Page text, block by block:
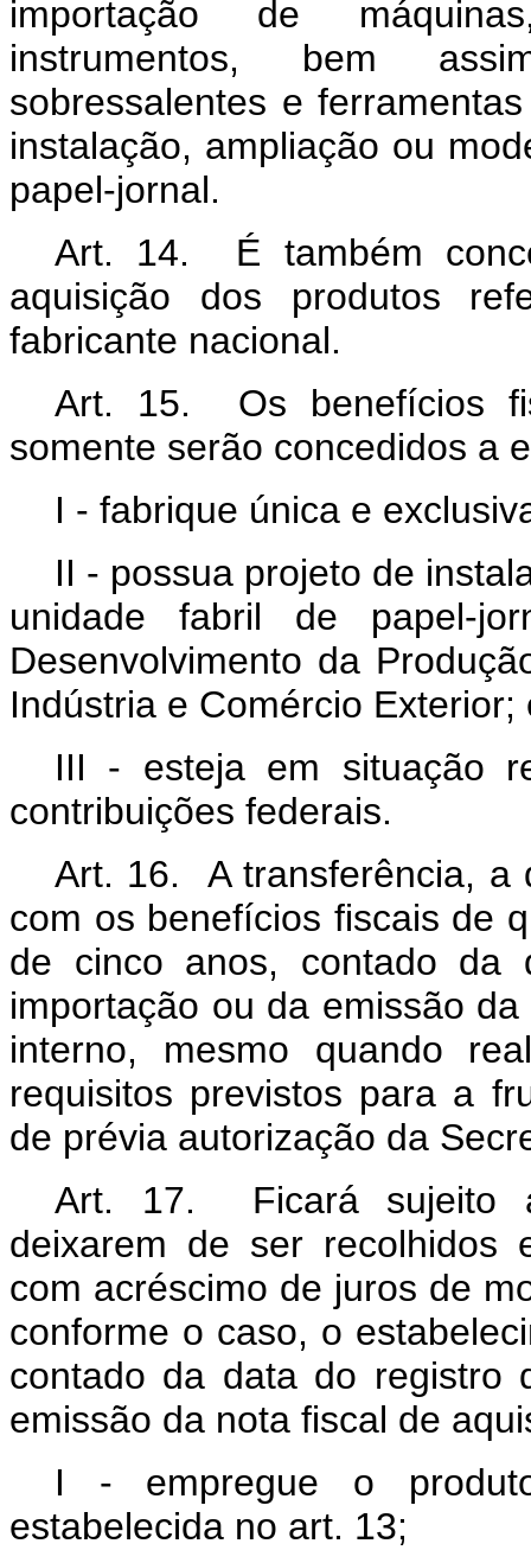
importação de
instrumentos, bem
sobressalentes e
instalação, ampliação ou
papel-jornal.
Art. 14. É também
aquisição dos produtos
fabricante nacional.
Art. 15. Os benefícios
somente serão concedidos a
I - fabrique única e
II - possua projeto de
unidade fabril de papel-
Desenvolvimento da
Indústria e Comércio Exterior;
III - esteja em situação
contribuições federais.
Art. 16. A transferência, a
com os benefícios fiscais de
de cinco anos, contado da
importação ou da emissão
interno, mesmo quando
requisitos previstos para a
de prévia autorização da
Art. 17. Ficará sujeito
deixarem de ser recolhidos
com acréscimo de juros de
conforme o caso, o
contado da data do registro
emissão da nota fiscal de
I - empregue o
estabelecida no art. 13;